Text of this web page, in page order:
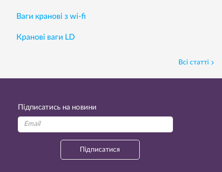
Ваги кранові з wi-fi
Кранові ваги LD
Всі статті
Підписатись на новини
Підписатися